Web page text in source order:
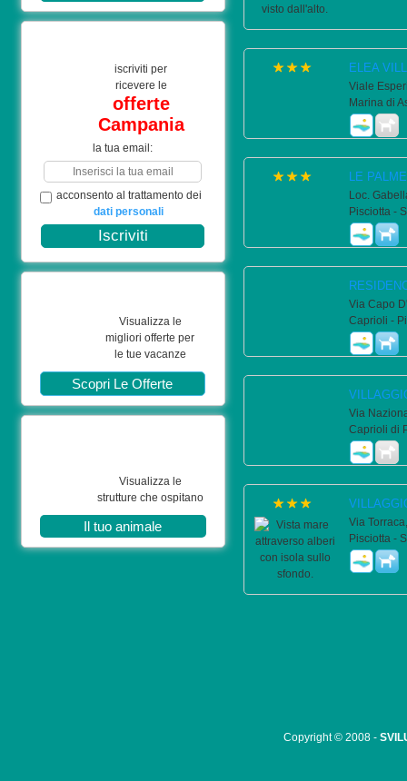
iscriviti per
ricevere le
offerte
Campania
la tua email:
acconsento al trattamento dei
dati personali
Visualizza le
migliori offerte per
le tue vacanze
Scopri Le Offerte
Visualizza le
strutture che ospitano
Il tuo animale
ELEA
Viale
Marina di
LE
Loc.
Pisciotta -
Via Capo
Caprioli -
Via
Caprioli di
Via
Pisciotta -
Copyright © 2008 -